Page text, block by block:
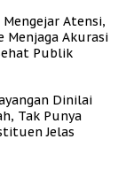
Atensi,
Menjaga Akurasi
Publik
Dinilai
Tak Punya
Jelas